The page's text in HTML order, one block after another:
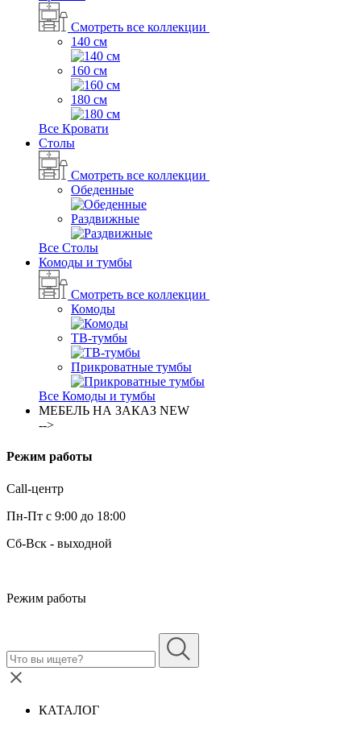
Смотреть все коллекции
140 см
160 см
180 см
Все Кровати
Столы
Смотреть все коллекции
Обеденные
Раздвижные
Все Столы
Комоды и тумбы
Смотреть все коллекции
Комоды
ТВ-тумбы
Прикроватные тумбы
Все Комоды и тумбы
МЕБЕЛЬ НА ЗАКАЗ NEW
-->
Режим работы
Call-центр
Пн-Пт с 9:00 до 18:00
Сб-Вск - выходной
Режим работы
КАТАЛОГ